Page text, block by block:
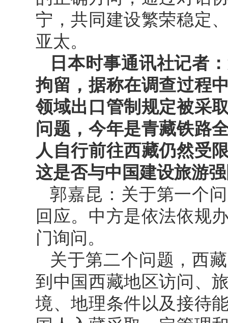
宁，共同建设繁荣稳定
亚太。
日本时事通讯社记者
拘留，据称在调查过程
领域出口管制规定被采
问题，今年是青藏铁路
人自行前往西藏仍然受
这是否与中国建设旅游
郭嘉昆：关于第一个
回应。中方是依法依规
门询问。
关于第二个问题，西
到中国西藏地区访问、
境、地理条件以及接待